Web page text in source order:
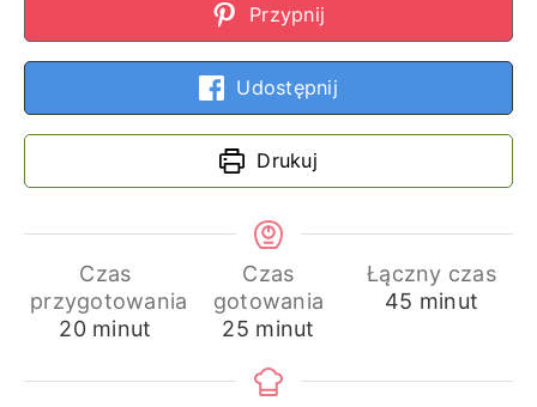
Przypnij
Udostępnij
Drukuj
Czas
przygotowania
20minuty
minut
Czas
gotowania
25minuty
minut
Łączny czas
45 minuty
minut